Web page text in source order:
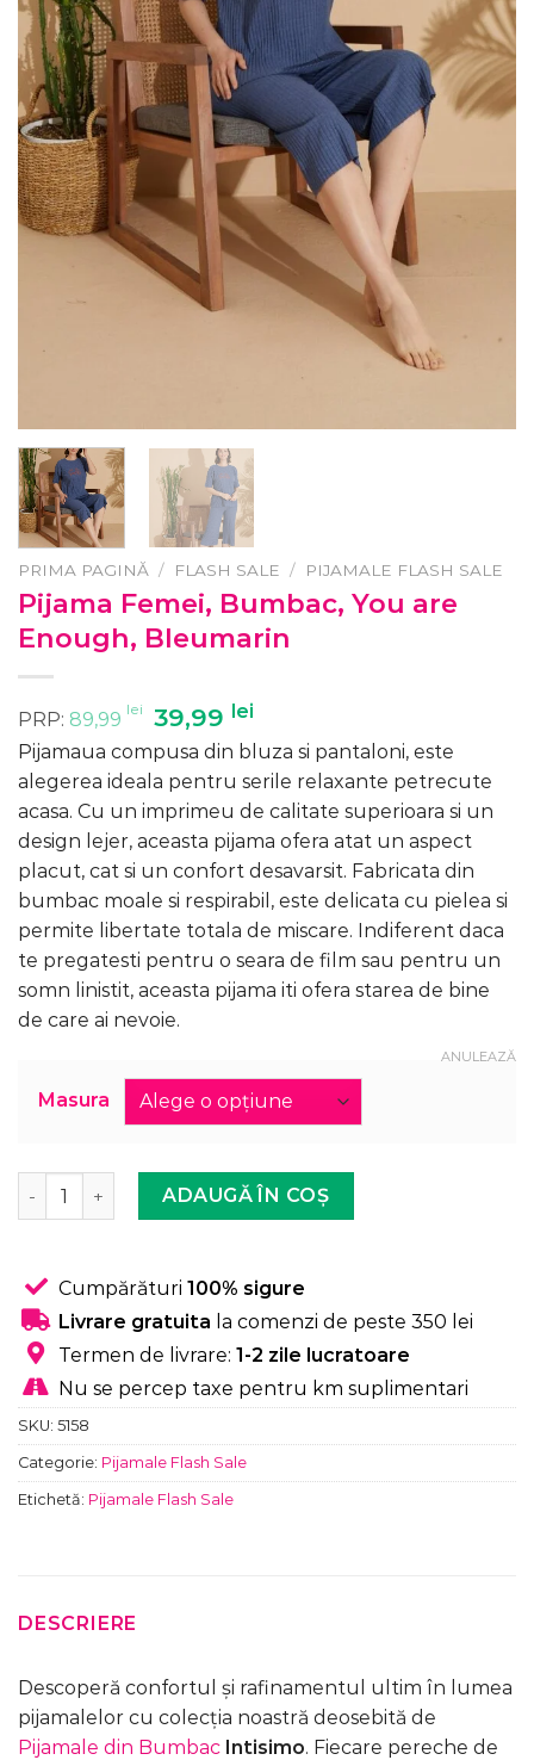
PRIMA PAGINĂ / FLASH SALE / PIJAMALE FLASH SALE
Pijama Femei, Bumbac, You are
Enough, Bleumarin
PRP: 89,99 lei
Prețul
fost:
89,99 lei.
39,99 leiPrețul
curent
este:
39,99 lei.
Pijamaua compusa din bluza si pantaloni, este
alegerea ideala pentru serile relaxante petrecute
acasa. Cu un imprimeu de calitate superioara si un
design lejer, aceasta pijama ofera atat un aspect
placut, cat si un confort desavarsit. Fabricata din
bumbac moale si respirabil, este delicata cu pielea si
permite libertate totala de miscare. Indiferent daca
te pregatesti pentru o seara de film sau pentru un
somn linistit, aceasta pijama iti ofera starea de bine
de care ai nevoie.
Masura
ANULEAZĂ
Cantitate Pijama Femei, Bumbac, You are Enough,
ADAUGĂ ÎN COȘ
Cumpărături 100% sigure
Livrare gratuita la comenzi de peste 350 lei
Termen de livrare: 1-2 zile lucratoare
Nu se percep taxe pentru km suplimentari
SKU: 5158
Categorie: Pijamale Flash Sale
Etichetă: Pijamale Flash Sale
DESCRIERE
Descoperă confortul și rafinamentul ultim în lumea
pijamalelor cu colecția noastră deosebită de
Pijamale din Bumbac Intisimo. Fiecare pereche de